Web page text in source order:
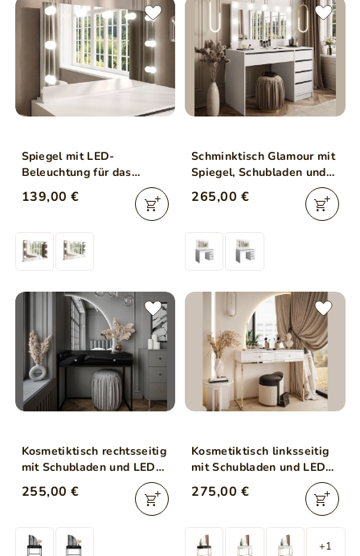
Spiegel mit LED-
Beleuchtung für das
Schlafzimmer Melo Elite
Weiß
139,00 €
Schminktisch Glamour mit
Spiegel, Schubladen und
LED Melo Weiß Matt
265,00 €
Kosmetiktisch rechtsseitig
mit Schubladen und LED-
Beleuchtung auf
schwarzen Beinen
Hochglanz
255,00 €
Kosmetiktisch linksseitig
mit Schubladen und LED-
Beleuchtung auf goldenen
Beinen Clarette Weiß
275,00 €
+1